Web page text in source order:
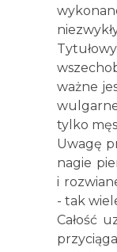
ważne
tylko
Uwagę
nagie
i
- tak
Całość